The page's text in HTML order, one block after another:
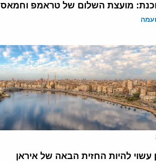
מועצת השלום של טראמפ וחמאס
עשוי להיות החזית הבאה של איראן